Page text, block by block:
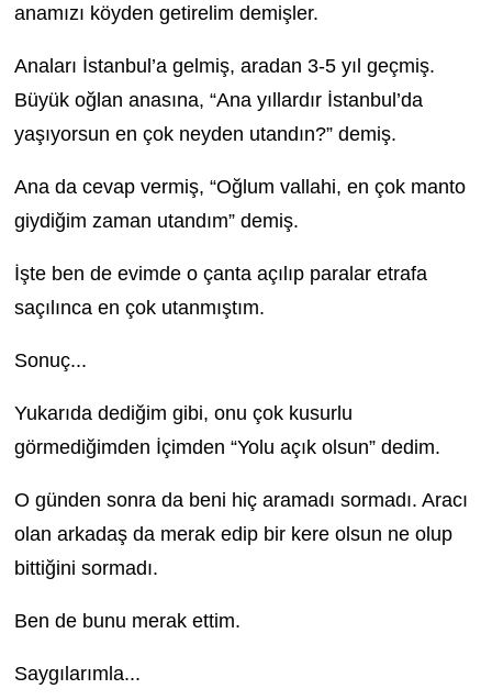
anamızı köyden getirelim demişler.
Anaları İstanbul’a gelmiş, aradan 3-5 yıl geçmiş.
Büyük oğlan anasına, “Ana yıllardır İstanbul’da
yaşıyorsun en çok neyden utandın?” demiş.
Ana da cevap vermiş, “Oğlum vallahi, en çok manto
giydiğim zaman utandım” demiş.
İşte ben de evimde o çanta açılıp paralar etrafa
saçılınca en çok utanmıştım.
Sonuç...
Yukarıda dediğim gibi, onu çok kusurlu
görmediğimden İçimden “Yolu açık olsun” dedim.
O günden sonra da beni hiç aramadı sormadı. Aracı
olan arkadaş da merak edip bir kere olsun ne olup
bittiğini sormadı.
Ben de bunu merak ettim.
Saygılarımla...